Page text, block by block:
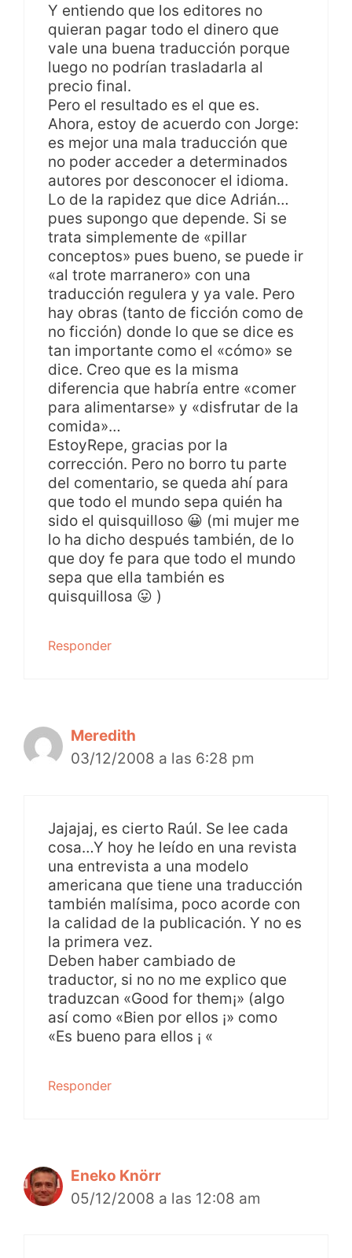
Y entiendo que los editores no
quieran pagar todo el dinero que
vale una buena traducción porque
luego no podrían trasladarla al
precio final.
Pero el resultado es el que es.
Ahora, estoy de acuerdo con Jorge:
es mejor una mala traducción que
no poder acceder a determinados
autores por desconocer el idioma.
Lo de la rapidez que dice Adrián…
pues supongo que depende. Si se
trata simplemente de «pillar
conceptos» pues bueno, se puede ir
«al trote marranero» con una
traducción regulera y ya vale. Pero
hay obras (tanto de ficción como de
no ficción) donde lo que se dice es
tan importante como el «cómo» se
dice. Creo que es la misma
diferencia que habría entre «comer
para alimentarse» y «disfrutar de la
comida»…
EstoyRepe, gracias por la
corrección. Pero no borro tu parte
del comentario, se queda ahí para
que todo el mundo sepa quién ha
sido el quisquilloso 😀 (mi mujer me
lo ha dicho después también, de lo
que doy fe para que todo el mundo
sepa que ella también es
quisquillosa 😛 )
Responder
Meredith
03/12/2008 a las 6:28 pm
Jajajaj, es cierto Raúl. Se lee cada
cosa…Y hoy he leído en una revista
una entrevista a una modelo
americana que tiene una traducción
también malísima, poco acorde con
la calidad de la publicación. Y no es
la primera vez.
Deben haber cambiado de
traductor, si no no me explico que
traduzcan «Good for them¡» (algo
así como «Bien por ellos ¡» como
«Es bueno para ellos ¡ «
Responder
Eneko Knörr
05/12/2008 a las 12:08 am